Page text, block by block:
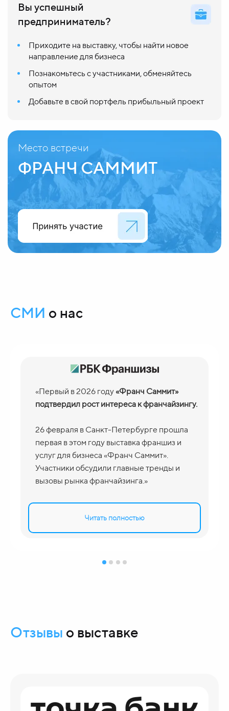
Вы успешный
предприниматель?
Приходите на выставку, чтобы найти новое
направление для бизнеса
Познакомьтесь с участниками, обменяйтесь
опытом
Добавьте в свой портфель прибыльный проект
Место встречи
ФРАНЧ САММИТ
СМИ о нас
«Первый в 2026 году«Франч Саммит»
подтвердил рост интереса к франчайзингу.
26 февраля в Санкт-Петербурге прошла
первая в этом году выставка франшиз и
услуг для бизнеса «Франч Саммит».
Участники обсудили главные тренды и
вызовы рынка франчайзинга.»
Читать полностью
Отзывы о выставке